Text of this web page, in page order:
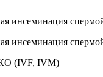
инсеминация
инсеминация
(IVF, IVM)